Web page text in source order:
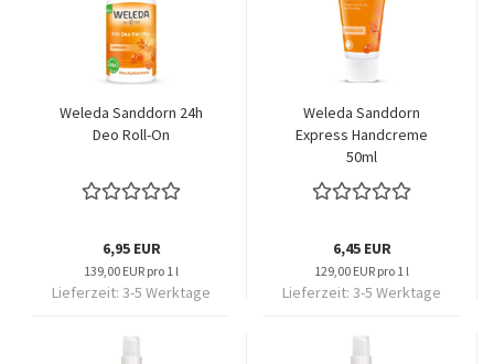
Weleda Sanddorn 24h
Deo Roll-On
6,95 EUR
139,00 EUR pro 1 l
Lieferzeit: 3-5 Werktage
Weleda Sanddorn
Express Handcreme
50ml
6,45 EUR
129,00 EUR pro 1 l
Lieferzeit: 3-5 Werktage